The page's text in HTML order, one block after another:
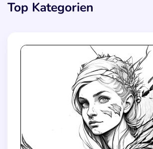
Top Kategorien